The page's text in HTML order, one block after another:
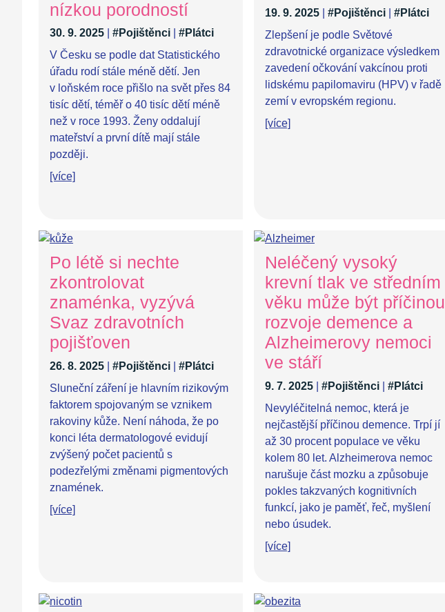
nízkou porodností
30. 9. 2025 #Pojištěnci
#Plátci
V Česku se podle dat Statistického
úřadu rodí stále méně dětí. Jen
v loňském roce přišlo na svět přes 84
tisíc dětí, téměř o 40 tisíc dětí méně
než v roce 1993. Ženy oddalují
mateřství a první dítě mají stále
později.
[více]
19. 9. 2025 #Pojištěnci
#Plátci
Zlepšení je podle Světové
zdravotnické organizace výsledkem
zavedení očkování vakcínou proti
lidskému papilomaviru (HPV) v řadě
zemí v evropském regionu.
[více]
Po létě si nechte
zkontrolovat
znaménka, vyzývá
Svaz zdravotních
pojišťoven
26. 8. 2025 #Pojištěnci
#Plátci
Sluneční záření je hlavním rizikovým
faktorem spojovaným se vznikem
rakoviny kůže. Není náhoda, že po
konci léta dermatologové evidují
zvýšený počet pacientů s
podezřelými změnami pigmentových
znamének.
[více]
Neléčený vysoký
krevní tlak ve středním
věku může být příčinou
rozvoje demence a
Alzheimerovy nemoci
ve stáří
9. 7. 2025 #Pojištěnci
#Plátci
Nevyléčitelná nemoc, která je
nejčastější příčinou demence. Trpí jí
až 30 procent populace ve věku
kolem 80 let. Alzheimerova nemoc
narušuje část mozku a způsobuje
pokles takzvaných kognitivních
funkcí, jako je paměť, řeč, myšlení
nebo úsudek.
[více]